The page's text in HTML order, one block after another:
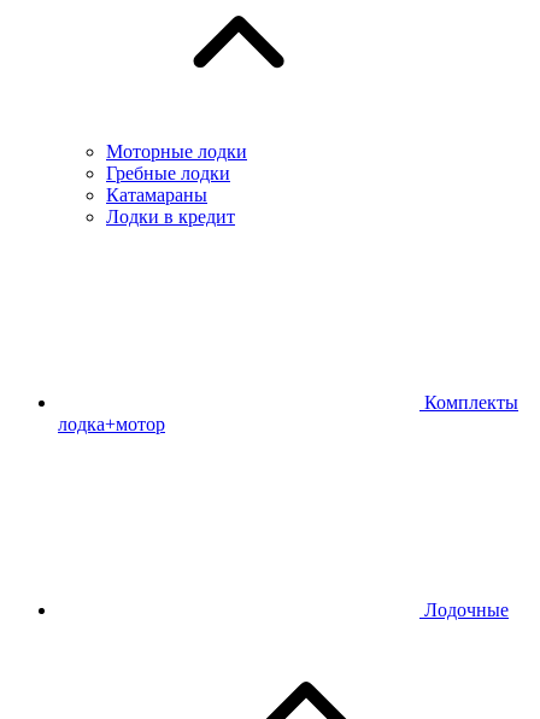
Моторные лодки
Гребные лодки
Катамараны
Лодки в кредит
Комплекты
лодка+мотор
Лодочные